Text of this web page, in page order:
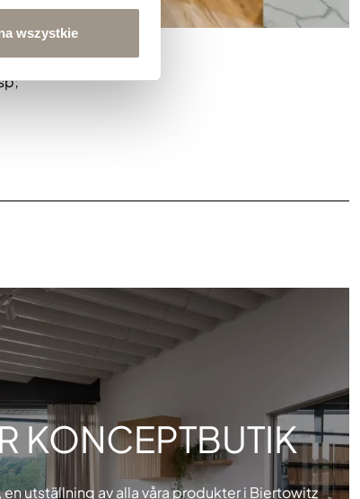
wszystkie
KONCEPTBUTIK
utställning av alla våra produkter i Biertowitz